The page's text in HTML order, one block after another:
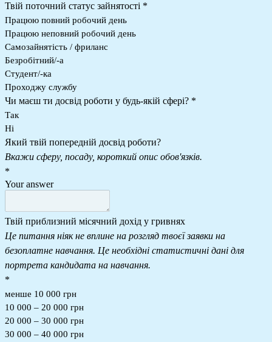
Твій поточний статус зайнятості *
Працюю повний робочий день
Працюю неповний робочий день
Самозайнятість / фриланс
Безробітний/-а
Студент/-ка
Проходжу службу
Чи маєш ти досвід роботи у будь-якій сфері? *
Так
Ні
Який твій попередній досвід роботи?
Вкажи сферу, посаду, короткий опис обов'язків.
*
Your answer
Твій приблизний місячний дохід у гривнях
Це питання ніяк не вплине на розгляд твоєї заявки на
безоплатне навчання. Це необхідні статистичні дані для
портрета кандидата на навчання.
*
менше 10 000 грн
10 000 – 20 000 грн
20 000 – 30 000 грн
30 000 – 40 000 грн